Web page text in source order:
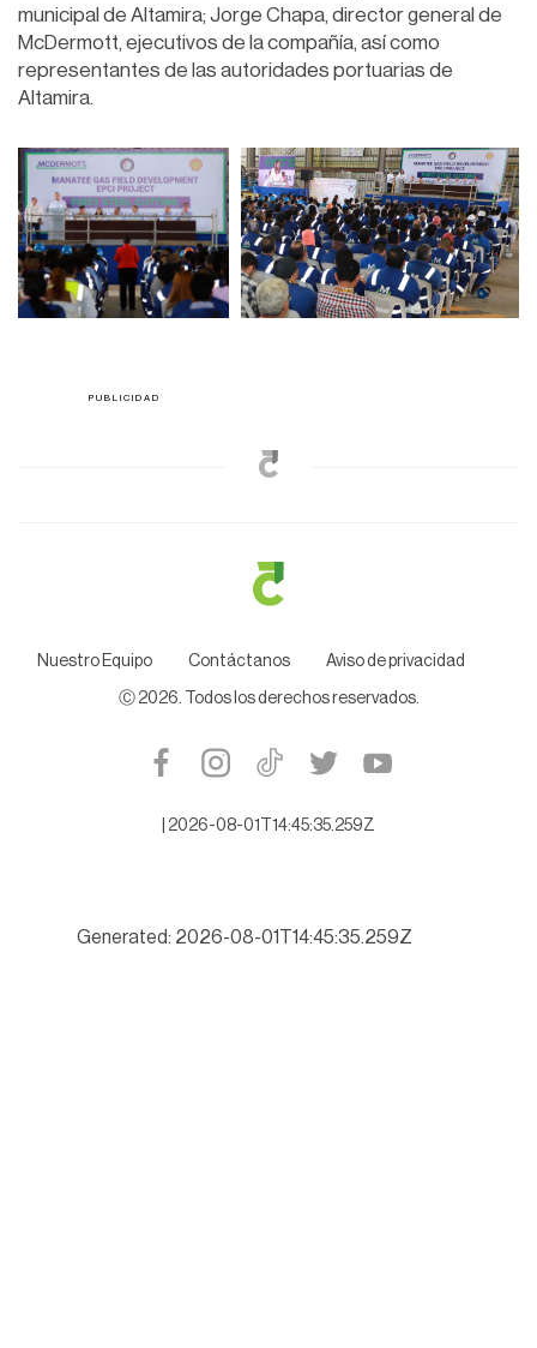
municipal de Altamira; Jorge Chapa, director general de
McDermott, ejecutivos de la compañía, así como
representantes de las autoridades portuarias de
Altamira.
Nuestro Equipo Contáctanos Aviso de privacidad
Ⓒ 2026. Todos los derechos reservados.
2026-08-01T14:45:35.259Z
Generated: 2026-08-01T14:45:35.259Z